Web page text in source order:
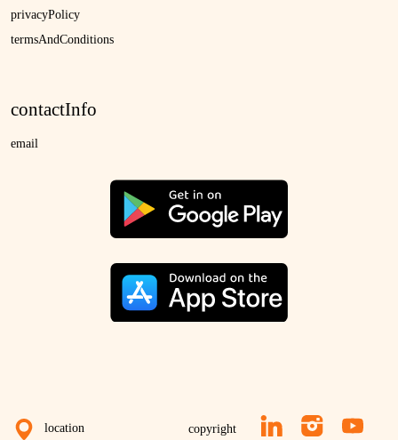
privacyPolicy
termsAndConditions
contactInfo
email
location copyright